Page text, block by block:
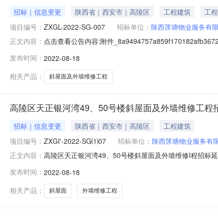
招标｜信息变更 陕西省｜西安市｜高陵区 工程建筑
工程
项目编号： ZXGL-2022-SG-007 招标单位： 陕西莲塘物业服务有
正文内容： 点击查看公告内容:附件
标人：陕西莲塘物业服务有限公司西安泾河分公司地址
发布时间： 2022-08-18
相关产品：
斜屋面及外墙维修工程
高陵区天正银河湾49、50号楼斜屋面及外墙维修工程
招标｜信息变更 陕西省｜西安市｜高陵区
工程建筑
项目编号： ZXGI'-2022-SG⑴07 招标单位： 陕西莲塘物业服务有
正文内容： 高陵区天正银河湾49、50号楼斜屋面及外墙维修I程招
联系人:易先生电话:1776称笳296:/电子邮件招标代理机
发布时间： 2022-08-18
相关产品：
斜屋面 外墙维修工程